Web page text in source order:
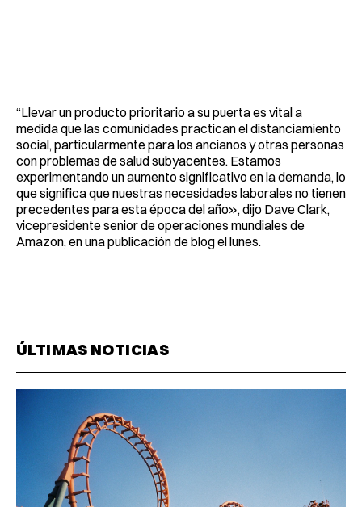
“Llevar un producto prioritario a su puerta es vital a
medida que las comunidades practican el distanciamiento
social, particularmente para los ancianos y otras personas
con problemas de salud subyacentes. Estamos
experimentando un aumento significativo en la demanda, lo
que significa que nuestras necesidades laborales no tienen
precedentes para esta época del año», dijo Dave Clark,
vicepresidente senior de operaciones mundiales de
Amazon, en una publicación de blog el lunes.
ÚLTIMAS NOTICIAS